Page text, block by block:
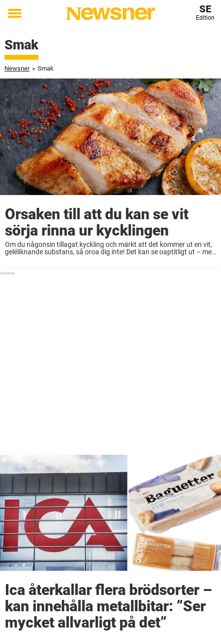
Toggle
SE
Edition
Smak
Newsner » Smak
Orsaken till att du kan se vit
sörja rinna ur kycklingen
Om du någonsin tillagat kyckling och märkt att det kommer ut en vit,
geléliknande substans, så oroa dig inte! Det kan se oaptitligt ut – men
Ica återkallar flera brödsorter –
kan innehålla metallbitar: ”Ser
mycket allvarligt på det”